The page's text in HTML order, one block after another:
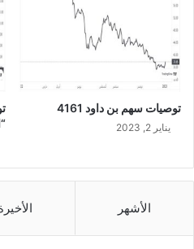
توصيات سهم بن داود 4161
يناير 2, 2023
الأشهر